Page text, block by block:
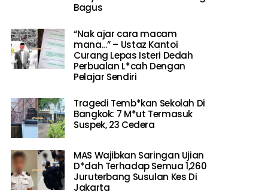
Bagus
“Nak ajar cara macam
mana…” – Ustaz Kantoi
Curang Lepas Isteri Dedah
Perbualan L*cah Dengan
Pelajar Sendiri
Tragedi Temb*kan Sekolah Di
Bangkok: 7 M*ut Termasuk
Suspek, 23 Cedera
MAS Wajibkan Saringan Ujian
D*dah Terhadap Semua 1,260
Juruterbang Susulan Kes Di
Jakarta